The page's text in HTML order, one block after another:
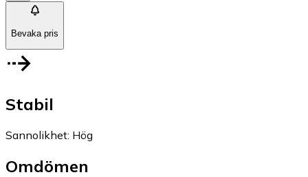
Bevaka pris
Stabil
Sannolikhet: Hög
Omdömen